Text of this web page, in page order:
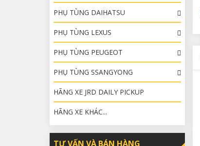
PHỤ TÙNG DAIHATSU
PHỤ TÙNG LEXUS
PHỤ TÙNG PEUGEOT
PHỤ TÙNG SSANGYONG
HÃNG XE JRD DAILY PICKUP
HÃNG XE KHÁC...
TƯ VẤN VÀ BÁN HÀNG